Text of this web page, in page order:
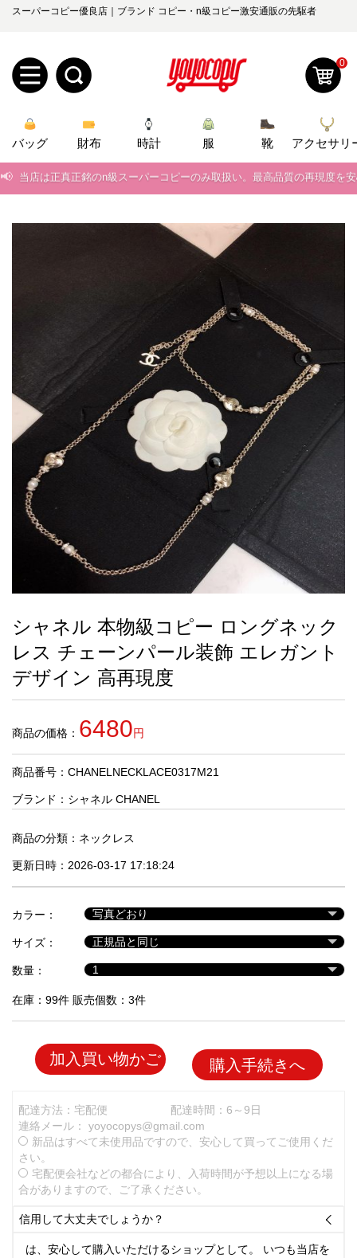
スーパーコピー優良店｜ブランド コピー・n級コピー激安通販の先駆者
規
ユ
ロ
グ
理
2026人気特集
バッグ
財布
時計
服
ズボン
衣装セット
靴
住まい用品
アクセサリー
ベルト
スカーフ
アイフォーンケ
ース
小物
お
す
す
め
商
人
気
商
セ
ル
品
0
バッグ 財布 時計 服 靴
アクセサリ
📢 当店は正真正銘のn級スーパーコピーのみ取扱い。最高品質の再現度を
📢 2026春の新作続々更新中！期間中のご注文でお得な割引をご利用いただ
📢 新作入荷！ルイ・ヴィトンスーパーコピー バッグ最新モデルが登場。
当店は正真正銘のn級スーパーコピーのみ取扱い。最高品質の再現度を
新作入荷！ルイ・ヴィトンスーパーコピー バッグ最新モデルが登場。
シャネル 本物級コピー ロングネック
レス チェーンパール装飾 エレガント
デザイン 高再現度
商品の価格： 6480円
商品番号：CHANELNECKLACE0317M21
ブランド： シャネル CHANEL
商品の分類： ネックレス
更新日時：2026-03-17 17:18:24
カラー：
サイズ：
数量：
在庫：99件 販売個数：3件
加入買い物かご 購入手続きへ
配達方法：宅配便
配達時間：6～9日
連絡メール： yoyocopys@gmail.com
新品はすべて未使用品ですので、安心して買ってご使用くだ
さい。
宅配便会社などの都合により、入荷時間が予想以上になる場
合がありますので、ご了承ください。
信用して大丈夫でしょうか？ 
は、安心して購入いただけるショップとして。 いつも当店を